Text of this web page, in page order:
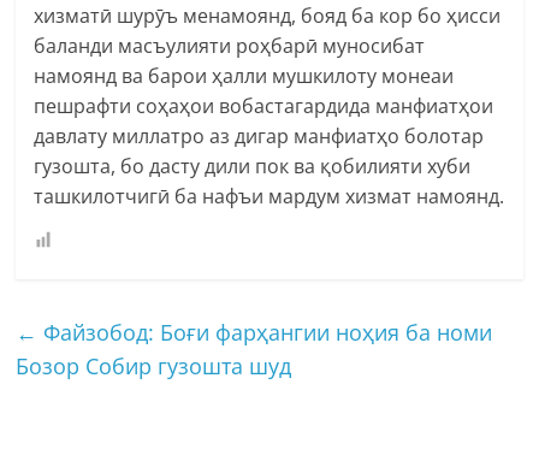
хизматӣ шурӯъ менамоянд, бояд ба кор бо ҳисси
баланди масъулияти роҳбарӣ муносибат
намоянд ва барои ҳалли мушкилоту монеаи
пешрафти соҳаҳои вобастагардида манфиатҳои
давлату миллатро аз дигар манфиатҳо болотар
гузошта, бо дасту дили пок ва қобилияти хуби
ташкилотчигӣ ба нафъи мардум хизмат намоянд.
← Файзобод: Боғи фарҳангии ноҳия ба номи
Бозор Собир гузошта шуд